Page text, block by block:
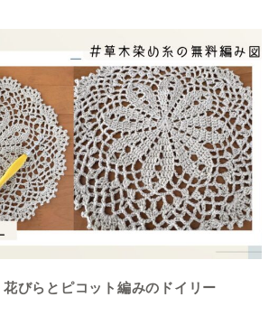
花びらとピコット編みのドイリー